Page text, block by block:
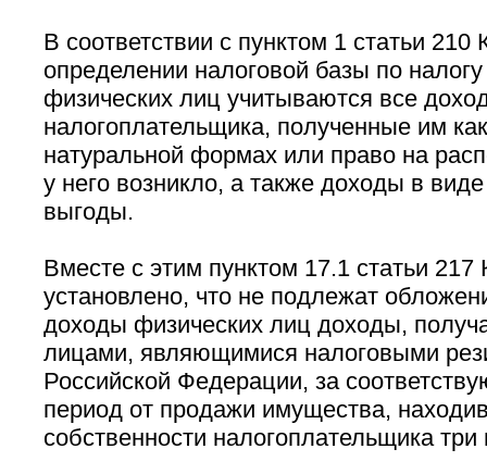
В соответствии с пунктом 1 статьи 210
определении налоговой базы по
физических лиц учитываются все
налогоплательщика, полученные им
натуральной формах или право на
у него возникло, а также доходы в
выгоды.
Вместе с этим пунктом 17.1 статьи 217
установлено, что не подлежат
доходы физических лиц доходы,
лицами, являющимися налоговыми
Российской Федерации, за
период от продажи имущества,
собственности налогоплательщика